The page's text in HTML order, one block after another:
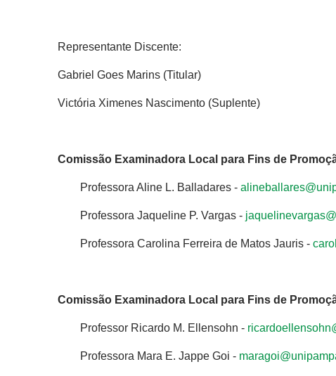
Representante Discente:
Gabriel Goes Marins (Titular)
Victória Ximenes Nascimento (Suplente)
Comissão Examinadora Local para Fins de
Professora Aline L. Balladares -
Professora Jaqueline P. Vargas -
Professora Carolina Ferreira de Matos Jauris -
Comissão Examinadora Local para Fins de
Professor Ricardo M. Ellensohn -
Professora Mara E. Jappe Goi -